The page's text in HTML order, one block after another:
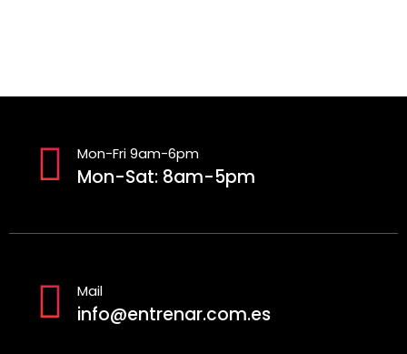
Mon-Fri 9am-6pm
Mon-Sat: 8am-5pm
Mail
info@entrenar.com.es